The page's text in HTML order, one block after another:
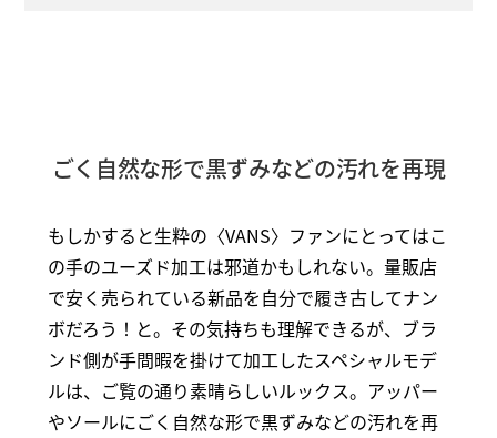
ごく自然な形で黒ずみなどの汚れを再現
もしかすると生粋の〈VANS〉ファンにとってはこ
の手のユーズド加工は邪道かもしれない。量販店
で安く売られている新品を自分で履き古してナン
ボだろう！と。その気持ちも理解できるが、ブラ
ンド側が手間暇を掛けて加工したスペシャルモデ
ルは、ご覧の通り素晴らしいルックス。アッパー
やソールにごく自然な形で黒ずみなどの汚れを再